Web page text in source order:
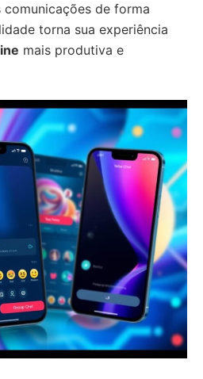
de forma
torna sua experiência
mais produtiva e